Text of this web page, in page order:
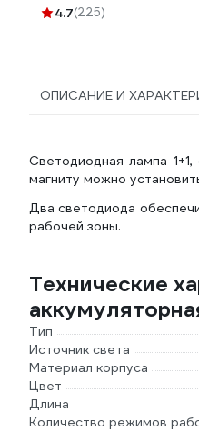
4.7(225)
ОПИСАНИЕ И
Светодиодная лампа
магниту можно
Два светодиода
рабочей зоны.
Технические
Тип
Источник света
Материал корпуса
Цвет
Длина
Количество режимов